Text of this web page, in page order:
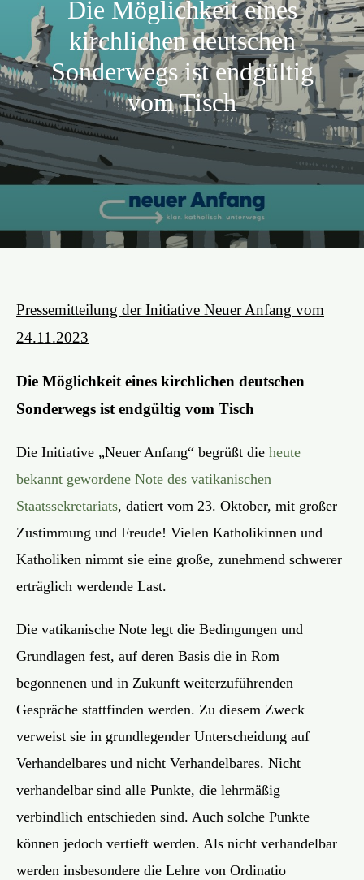
Aktion
Veröffentlichungen
Die Möglichkeit eines
kirchlichen deutschen
Sonderwegs ist endgültig
vom Tisch
Pressemitteilung der Initiative Neuer Anfang vom
24.11.2023
Die Möglichkeit eines kirchlichen deutschen
Sonderwegs ist endgültig vom Tisch
Die Initiative „Neuer Anfang“ begrüßt die heute
bekannt gewordene Note des vatikanischen
Staatssekretariats, datiert vom 23. Oktober, mit großer
Zustimmung und Freude! Vielen Katholikinnen und
Katholiken nimmt sie eine große, zunehmend schwerer
erträglich werdende Last.
Die vatikanische Note legt die Bedingungen und
Grundlagen fest, auf deren Basis die in Rom
begonnenen und in Zukunft weiterzuführenden
Gespräche stattfinden werden. Zu diesem Zweck
verweist sie in grundlegender Unterscheidung auf
Verhandelbares und nicht Verhandelbares. Nicht
verhandelbar sind alle Punkte, die lehrmäßig
verbindlich entschieden sind. Auch solche Punkte
können jedoch vertieft werden. Als nicht verhandelbar
werden insbesondere die Lehre von Ordinatio